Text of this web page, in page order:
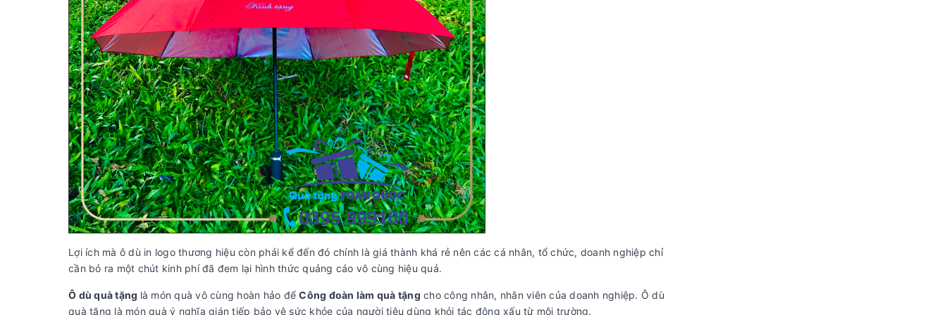
Lợi ích mà ô dù in logo thương hiệu còn phải kể đến đó chính là giá thành khá rẻ nên các cá nhân, tổ chức, doanh nghiệp chỉ
cần bỏ ra một chút kinh phí đã đem lại hình thức quảng cáo vô cùng hiệu quả.
Ô dù quà tặng là món quà vô cùng hoàn hảo đểCông đoàn làm quà tặng cho công nhân, nhân viên của doanh nghiệp. Ô dù
quà tặng là món quà ý nghĩa gián tiếp bảo vệ sức khỏe của người tiêu dùng khỏi tác động xấu từ môi trường.